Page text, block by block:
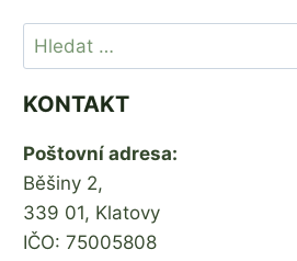
Vyhledávání
KONTAKT
Poštovní adresa:
Běšiny 2,
339 01, Klatovy
IČO: 75005808